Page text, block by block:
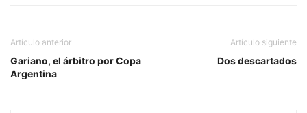
Artículo anterior
Gariano, el árbitro por Copa
Argentina
Artículo siguiente
Dos descartados